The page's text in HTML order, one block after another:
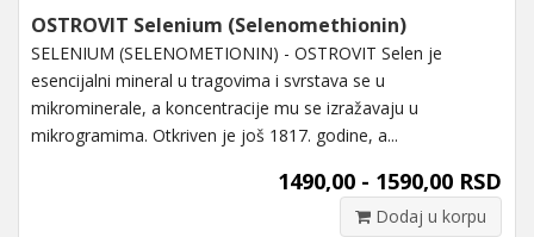
OSTROVIT Selenium (Selenomethionin)
SELENIUM (SELENOMETIONIN) - OSTROVIT Selen je
esencijalni mineral u tragovima i svrstava se u
mikrominerale, a koncentracije mu se izražavaju u
mikrogramima. Otkriven je još 1817. godine, a...
1490,00 - 1590,00 RSD
Dodaj u korpu